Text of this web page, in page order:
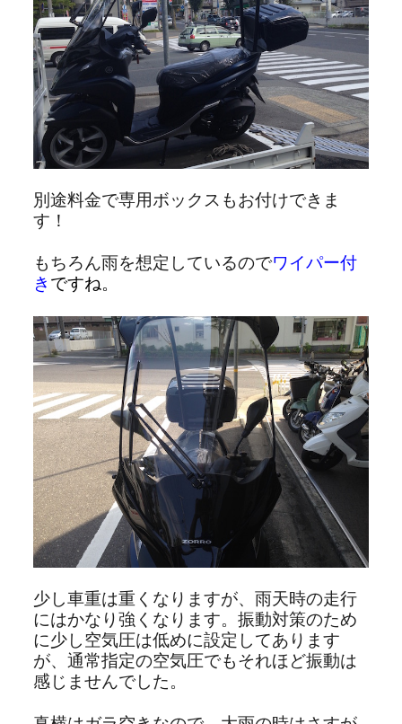
別途料金で専用ボックスもお付けできま
す！
もちろん雨を想定しているのでワイパー付
き ですね。
少し車重は重くなりますが、雨天時の走行
にはかなり強くなります。振動対策のため
に少し空気圧は低めに設定してあります
が、通常指定の空気圧でもそれほど振動は
感じませんでした。